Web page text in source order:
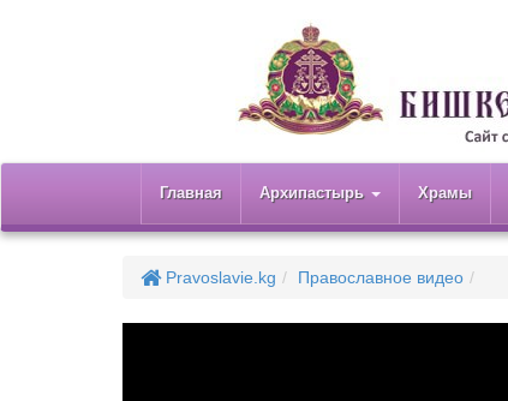
Главная Архипастырь Храмы
Pravoslavie.kg Православное видео